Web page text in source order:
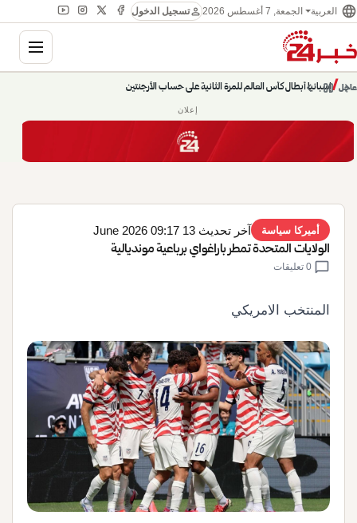
language العربية الجمعة, 7 أغسطس 2026 personتسجيل الدخول
عاجل/
إسبانيا أبطال كأس العالم للمرة الثانية على حساب الأرجنتين
حديث الساعة: سيناريوهات قادمة 745
chevron_right
pause
chevron_left
إعلان
أميركا سياسة آخر تحديث 13 June 2026 09:17
الولايات المتحدة تمطر باراغواي برباعية مونديالية
chat_bubble
المنتخب الامريكي